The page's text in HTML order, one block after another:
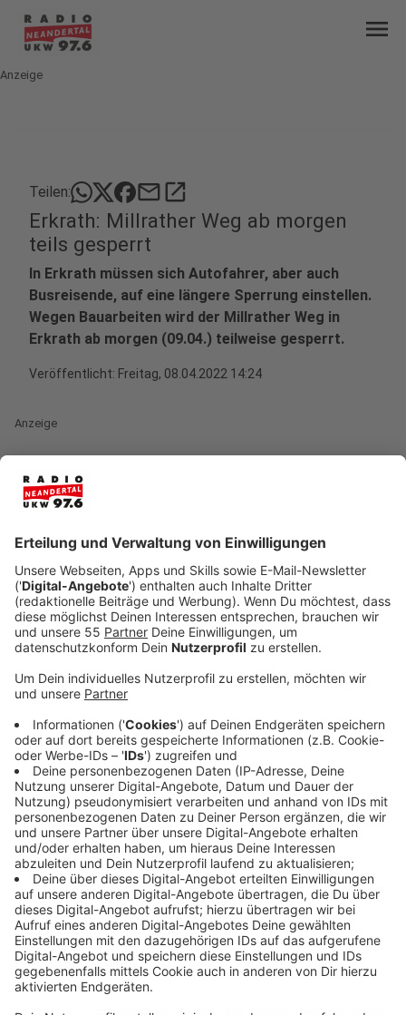
menu
Anzeige
Teilen: mailopen_in_new
Erkrath: Millrather Weg ab morgen
teils gesperrt
In Erkrath müssen sich Autofahrer, aber auch
Busreisende, auf eine längere Sperrung einstellen.
Wegen Bauarbeiten wird der Millrather Weg in
Erkrath ab morgen (09.04.) teilweise gesperrt.
Veröffentlicht: Freitag, 08.04.2022 14:24
Anzeige
Betroffen ist der Bereich zwischen Gerresheimer
Landstraße und Am Gatherfeld, gesperrt wird für etwa
die in dem Bereich unterwegs sind. Sie fahren zum Teil
großräumige Umleitungen, außerdem werden einige
Haltestellen für die Dauer der Sperrung verlegt.
Hier die Infos der Rheinbahn zu den Änderungen an den
Buslinien:
Wegen Bauarbeiten in Ratingen wird der Millrather
Weg zwischen Gerresheimer Landstraße und Am
Gatherfeld gesperrt – ab Samstag, 9. April, 7 Uhr, für
etwa zwei Wochen. Davon betroffen sind die Buslinien
O6, 735, 737, 781, NE6 und DL4. Hier die Änderungen
im Detail:
Linien O6 und DL4
Die Busse fahren in Richtung Erkrath-Millrath S und